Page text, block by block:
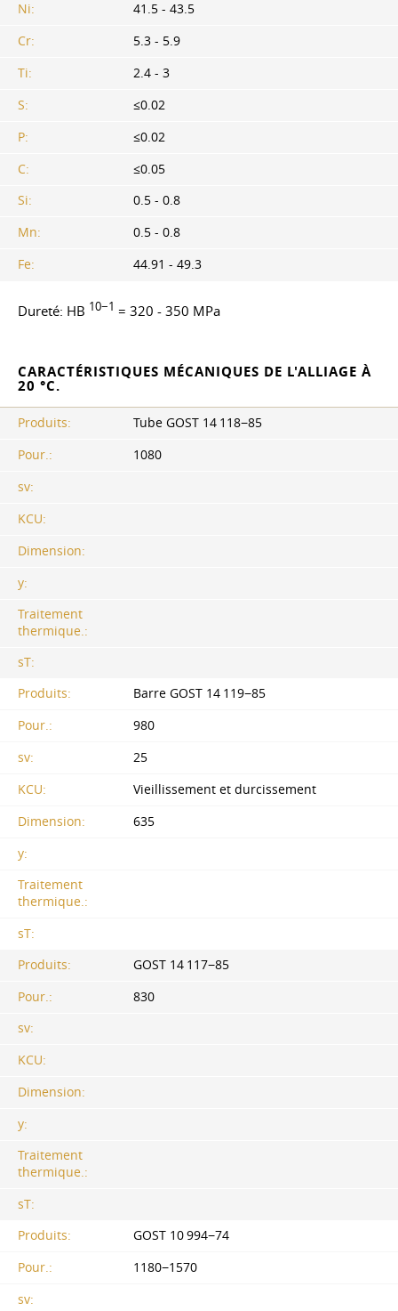
Ni:
41.5 - 43.5
Cr:
5.3 - 5.9
Ti:
2.4 - 3
S:
≤0.02
P:
≤0.02
C:
≤0.05
Si:
0.5 - 0.8
Mn:
0.5 - 0.8
Fe:
44.91 - 49.3
Dureté: HB 10−1 = 320 - 350 MPa
CARACTÉRISTIQUES MÉCANIQUES DE L'ALLIAGE À
20 °C.
Produits:
Tube GOST 14 118−85
Pour.:
1080
sv:
KCU:
Dimension:
y:
Traitement
thermique.:
sT:
Produits:
Barre GOST 14 119−85
Pour.:
980
sv:
25
KCU:
Vieillissement et durcissement
Dimension:
635
y:
Traitement
thermique.:
sT:
Produits:
GOST 14 117−85
Pour.:
830
sv:
KCU:
Dimension:
y:
Traitement
thermique.:
sT:
Produits:
GOST 10 994−74
Pour.:
1180−1570
sv: